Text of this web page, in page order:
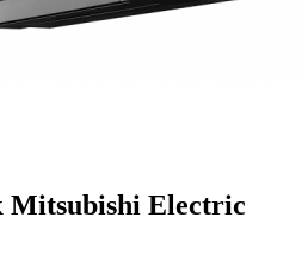
Mitsubishi Electric